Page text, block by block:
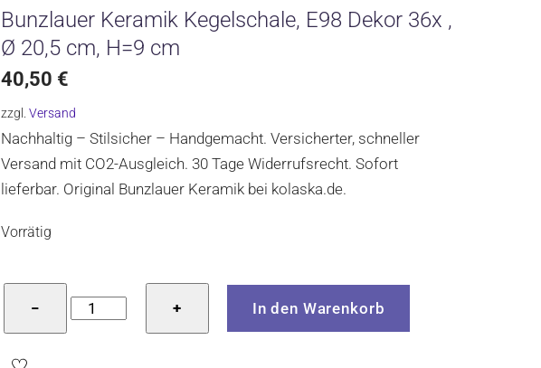
Bunzlauer Keramik Kegelschale, E98 Dekor 36x ,
Ø 20,5 cm, H=9 cm
40,50 €
zzgl.Versand
Nachhaltig – Stilsicher – Handgemacht. Versicherter, schneller
Versand mit CO2-Ausgleich. 30 Tage Widerrufsrecht. Sofort
lieferbar. Original Bunzlauer Keramik bei kolaska.de.
Vorrätig
−
Bunzlauer
Keramik
+ In den Warenkorb